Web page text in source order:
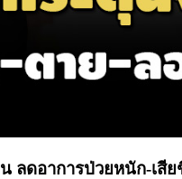
ลดอาการป่วยหนัก-เสี